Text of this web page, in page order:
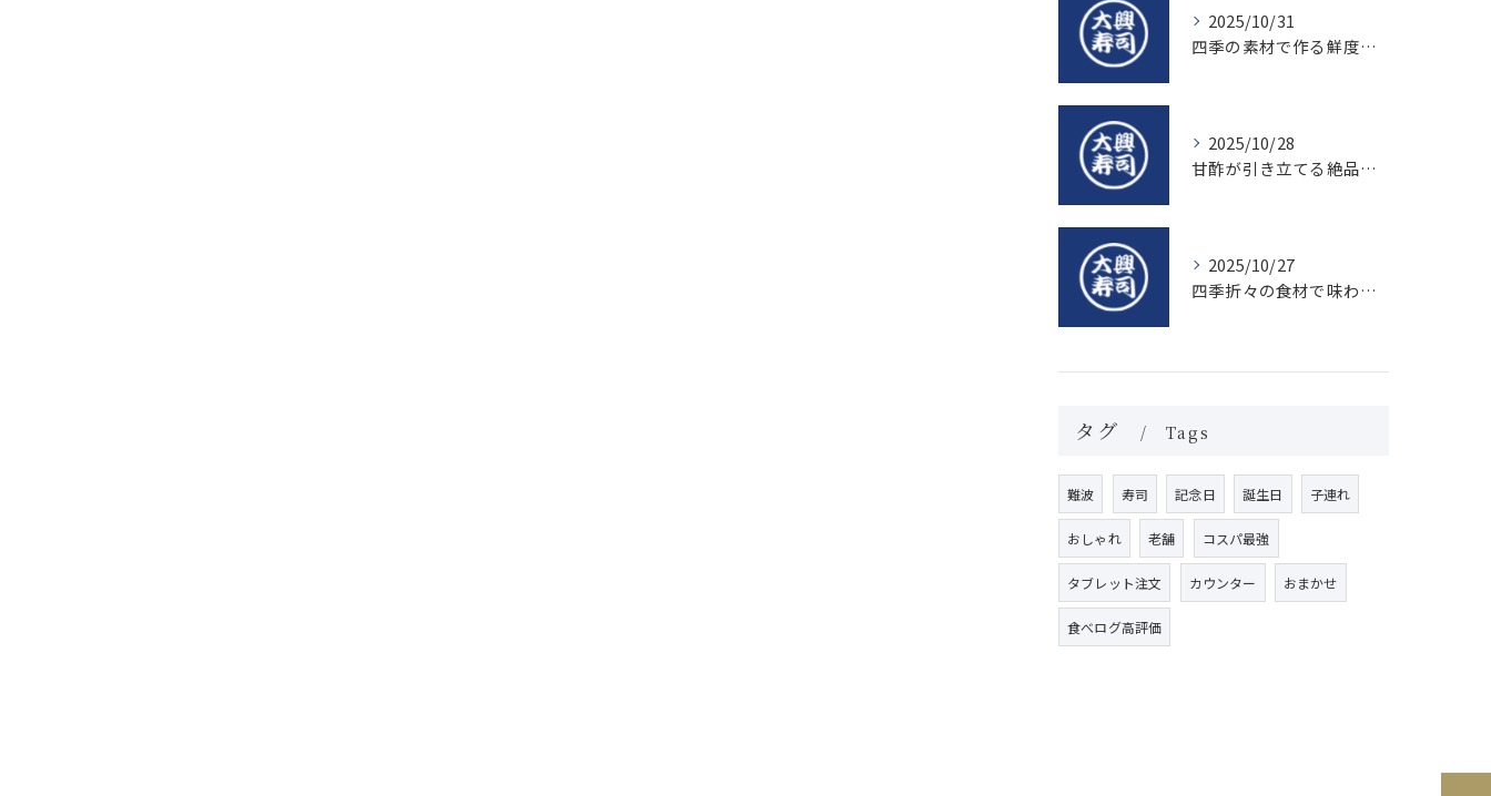
2025/10/31
四季の素材で作る鮮度抜群の握り寿司の魅力
2025/10/28
甘酢が引き立てる絶品寿司のシャリの秘密
2025/10/27
四季折々の食材で味わう絶品握り寿司の魅力
タグ Tags
難波 寿司 記念日 誕生日 子連れ
おしゃれ 老舗 コスパ最強
タブレット注文 カウンター おまかせ
食べログ高評価